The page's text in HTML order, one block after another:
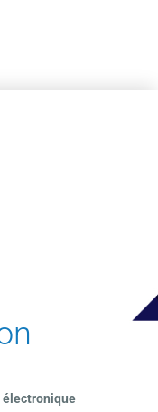
électronique